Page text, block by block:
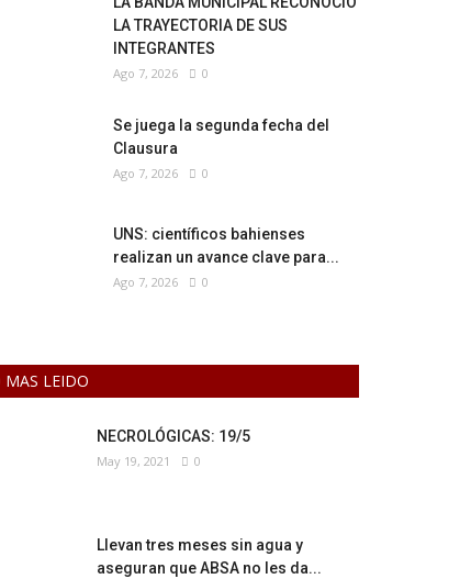
LA TRAYECTORIA DE SUS
INTEGRANTES
Ago 7, 2026 0
Se juega la segunda fecha del
Clausura
Ago 7, 2026 0
UNS: científicos bahienses
realizan un avance clave para...
Ago 7, 2026 0
MAS LEIDO
NECROLÓGICAS: 19/5
May 19, 2021 0
Llevan tres meses sin agua y
aseguran que ABSA no les da...